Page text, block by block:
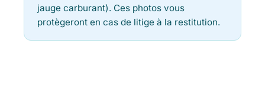
jauge carburant). Ces photos vous
protègeront en cas de litige à la restitution.